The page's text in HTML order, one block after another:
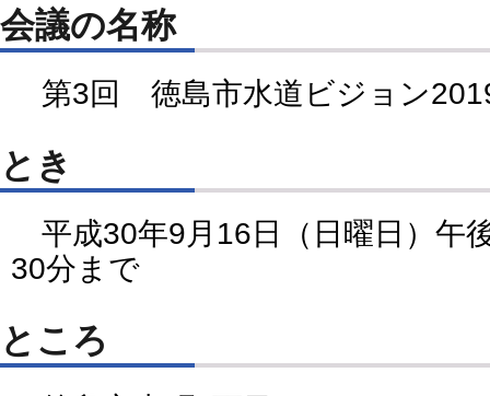
会議の名称
第3回 徳島市水道ビジョン
とき
平成30年9月16日（日曜日）午
30分まで
ところ